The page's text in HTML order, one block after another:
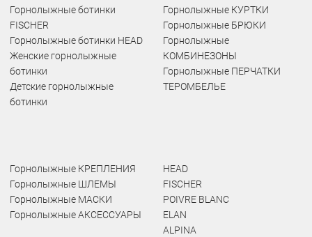
Горнолыжные ботинки
FISCHER
Горнолыжные ботинки HEAD
Женские горнолыжные
ботинки
Детские горнолыжные
ботинки
Горнолыжные КУРТКИ
Горнолыжные БРЮКИ
Горнолыжные
КОМБИНЕЗОНЫ
Горнолыжные ПЕРЧАТКИ
ТЕРОМБЕЛЬЕ
Горнолыжные КРЕПЛЕНИЯ
Горнолыжные ШЛЕМЫ
Горнолыжные МАСКИ
Горнолыжные АКСЕССУАРЫ
HEAD
FISCHER
POIVRE BLANC
ELAN
ALPINA